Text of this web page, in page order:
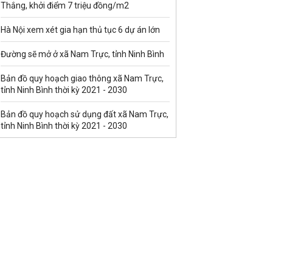
Thắng, khởi điểm 7 triệu đồng/m2
Hà Nội xem xét gia hạn thủ tục 6 dự án lớn
Đường sẽ mở ở xã Nam Trực, tỉnh Ninh Bình
Bản đồ quy hoạch giao thông xã Nam Trực,
tỉnh Ninh Bình thời kỳ 2021 - 2030
Bản đồ quy hoạch sử dụng đất xã Nam Trực,
tỉnh Ninh Bình thời kỳ 2021 - 2030